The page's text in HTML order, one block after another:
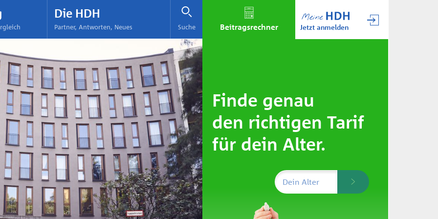
Die HDH
Partner, Antworten, Neues Suche Beitrags­rechner Jetzt anmelden
Finde genau
den richtigen Tarif
für dein Alter.
Dein Alter